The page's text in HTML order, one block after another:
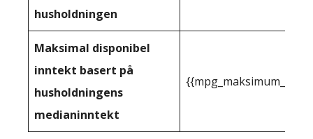
husholdningen
Maksimal disponibel
inntekt basert på
husholdningens
medianinntekt